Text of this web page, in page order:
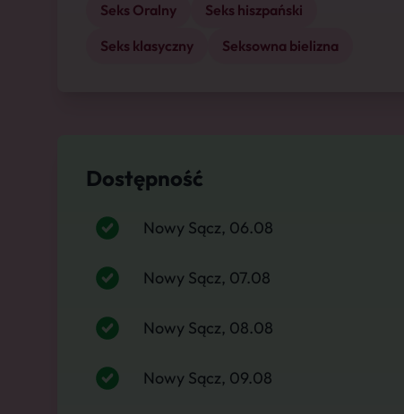
Seks Oralny
Seks hiszpański
Seks klasyczny
Seksowna bielizna
Dostępność
Nowy Sącz, 06.08
Nowy Sącz, 07.08
Nowy Sącz, 08.08
Nowy Sącz, 09.08